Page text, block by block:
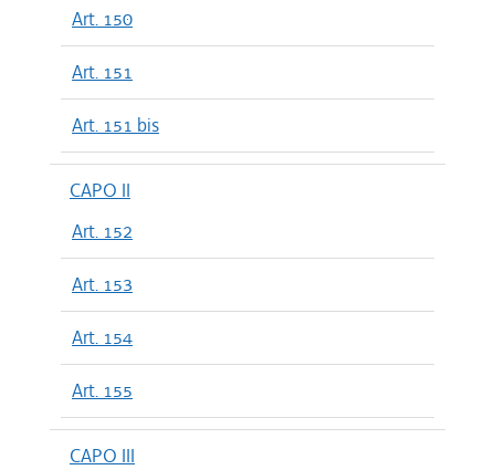
Art. 150
Art. 151
Art. 151 bis
CAPO II
Art. 152
Art. 153
Art. 154
Art. 155
CAPO III